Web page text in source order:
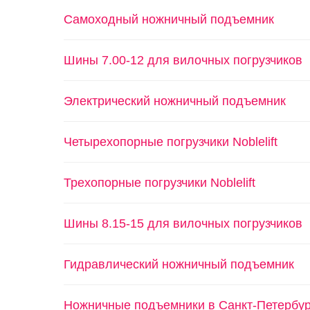
Самоходный ножничный подъемник
Шины 7.00-12 для вилочных погрузчиков
Электрический ножничный подъемник
Четырехопорные погрузчики Noblelift
Трехопорные погрузчики Noblelift
Шины 8.15-15 для вилочных погрузчиков
Гидравлический ножничный подъемник
Ножничные подъемники в Санкт-